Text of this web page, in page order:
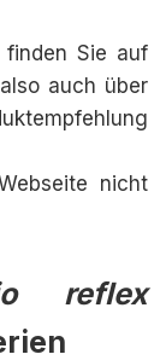
finden Sie auf
auch über
nicht
reflex